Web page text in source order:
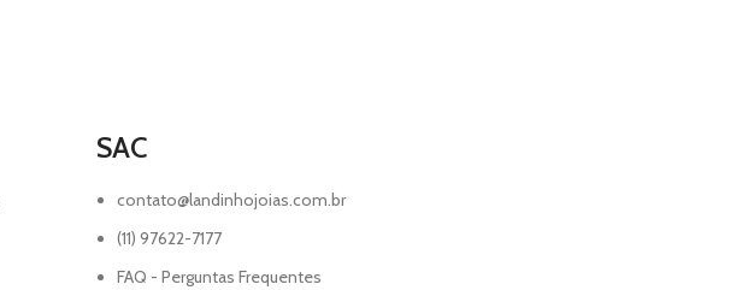
SAC
contato@landinhojoias.com.br
(11) 97622-7177
FAQ - Perguntas Frequentes